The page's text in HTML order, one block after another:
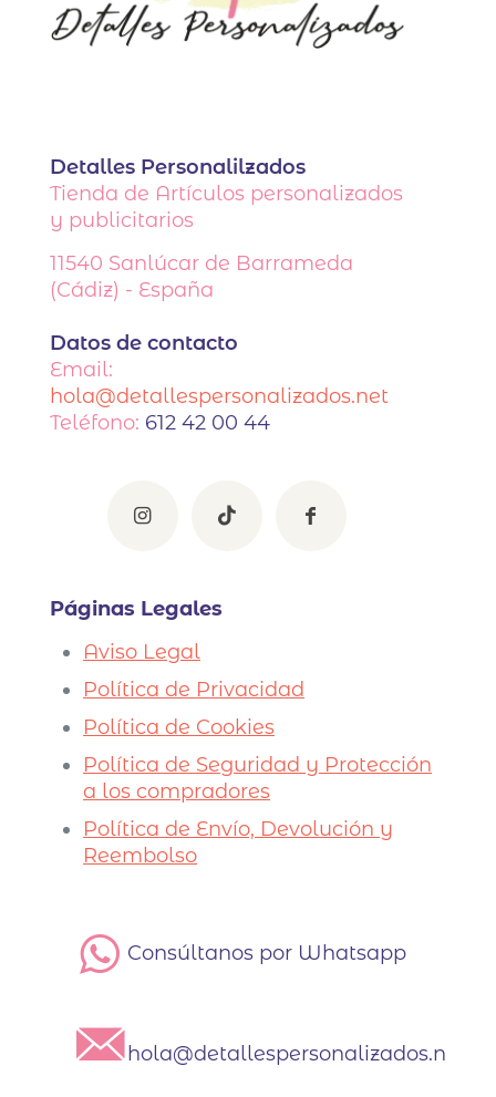
Detalles Personalilzados
Tienda de Artículos personalizados
y publicitarios
11540 Sanlúcar de Barrameda
(Cádiz) - España
Datos de contacto
Email:
hola@detallespersonalizados.net
Teléfono: 612 42 00 44
Páginas Legales
Aviso Legal
Política de Privacidad
Política de Cookies
Política de Seguridad y Protección
a los compradores
Política de Envío, Devolución y
Reembolso
Consúltanos por Whatsapp
hola@detallespersonalizados.net